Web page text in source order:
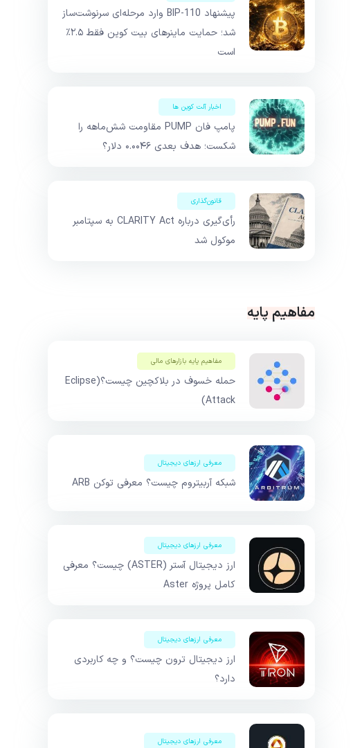
پیشنهاد BIP-110 وارد مرحله‌ای سرنوشت‌ساز
شد؛ حمایت ماینرهای بیت کوین فقط ۲.۵٪
است
اخبار آلت کوین ها
پامپ فان PUMP مقاومت شش‌ماهه را
شکست؛ هدف بعدی ۰.۰۰۴۶ دلار؟
قانون‌گذاری
رأی‌گیری درباره CLARITY Act به سپتامبر
موکول شد
مفاهیم پایه
مفاهیم پایه بازار‌های مالی
حمله خسوف در بلاکچین چیست؟(Eclipse
Attack)
معرفی ارزهای دیجیتال
شبکه آربیتروم چیست؟ معرفی توکن ARB
معرفی ارزهای دیجیتال
ارز دیجیتال آستر (ASTER) چیست؟ معرفی
کامل پروژه Aster
معرفی ارزهای دیجیتال
ارز دیجیتال ترون چیست؟ و چه کاربردی
دارد؟
معرفی ارزهای دیجیتال